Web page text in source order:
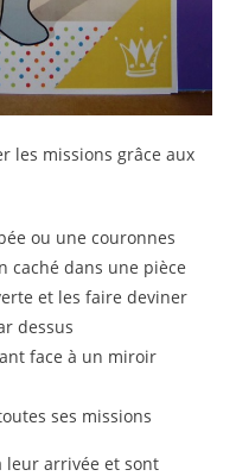
les missions grâce aux
ou une couronnes
caché dans une pièce
et les faire deviner
dessus
face à un miroir
ses missions
leur arrivée et sont